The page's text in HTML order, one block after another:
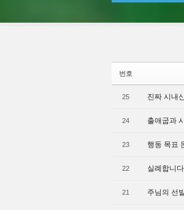
번호
25 진짜 시내
24 출애굽과
23 행동 목표
22 실례합니
21 주님의 선